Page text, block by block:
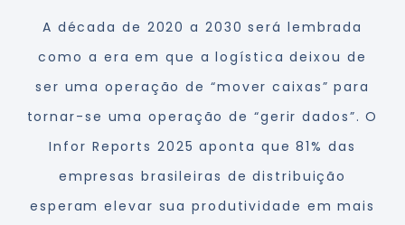
A década de 2020 a 2030 será lembrada
como a era em que a logística deixou de
ser uma operação de “mover caixas” para
tornar-se uma operação de “gerir dados”. O
Infor Reports 2025 aponta que 81% das
empresas brasileiras de distribuição
esperam elevar sua produtividade em mais